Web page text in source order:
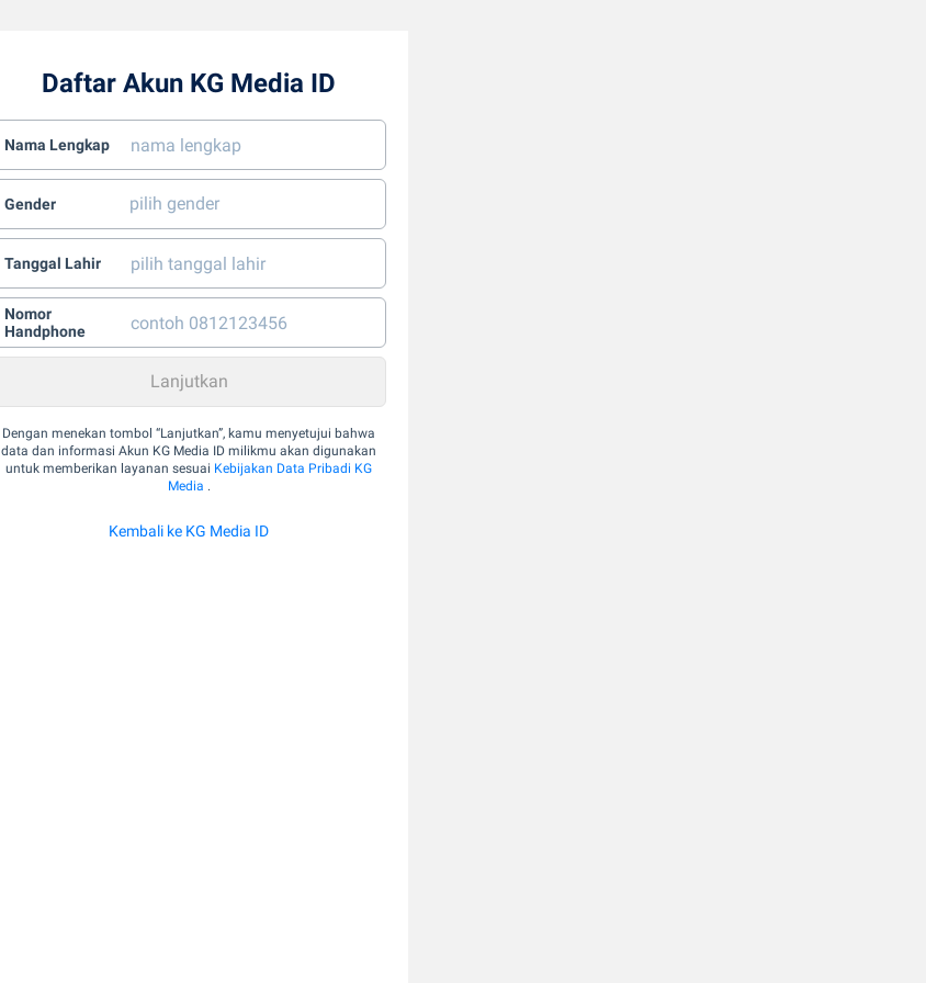
Daftar Akun KG Media ID
Nama Lengkap
Gender
Tanggal Lahir
Nomor
Handphone
Dengan menekan tombol “Lanjutkan”, kamu menyetujui bahwa
data dan informasi Akun KG Media ID milikmu akan digunakan
untuk memberikan layanan sesuai Kebijakan Data Pribadi KG
Media .
Kembali ke KG Media ID